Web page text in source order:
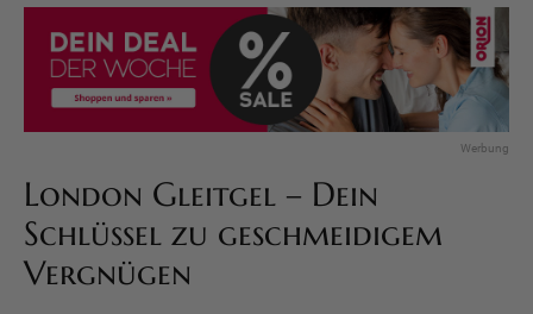
London Gleitgel – Dein
Schlüssel zu geschmeidigem
Vergnügen